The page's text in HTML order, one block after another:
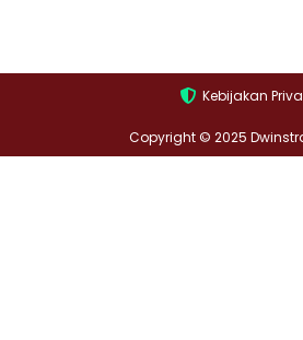
Kebijakan
Copyright © 2025